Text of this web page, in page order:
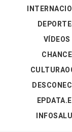
VÍDEOS
CHANCE